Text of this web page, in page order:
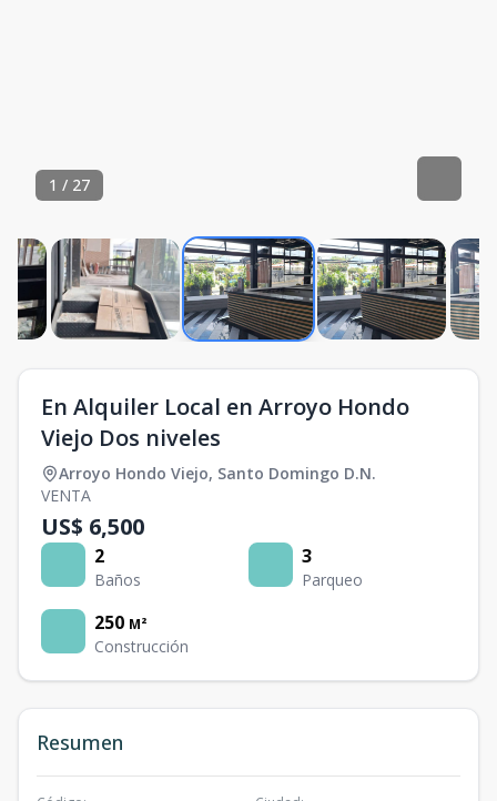
1 / 27
En Alquiler Local en Arroyo Hondo
Viejo Dos niveles
Arroyo Hondo Viejo, Santo Domingo D.N.
VENTA
US$ 6,500
2
Baños
3
Parqueo
250 M²
Construcción
Resumen